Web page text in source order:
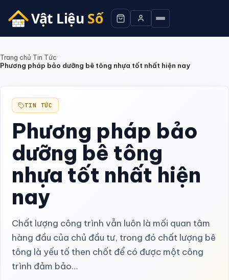
Trang chủ·Tin Tức·
Phương pháp bảo dưỡng bê tông nhựa tốt nhất hiện nay
TIN TỨC
Phương pháp bảo
dưỡng bê tông
nhựa tốt nhất hiện
nay
Chất lượng công trình vẫn luôn là mối quan tâm
hàng đầu của chủ đầu tư, trong đó chất lượng bê
tông là yếu tố then chốt để có được một công
trình đảm bảo…